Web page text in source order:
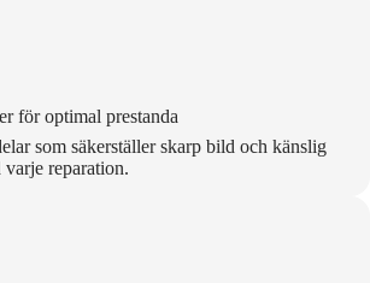
för optimal prestanda
som säkerställer skarp bild och känslig
varje reparation.